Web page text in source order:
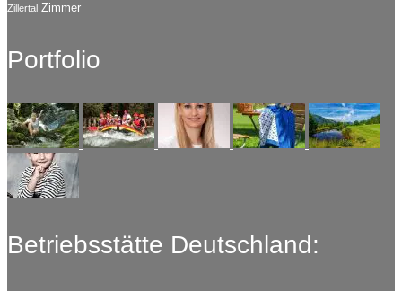
Zillertal Zimmer
Portfolio
Betriebsstätte Deutschland: